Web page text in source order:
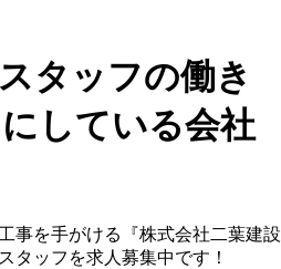
タッフの働き
している会社
事を手がける『株式会社二葉建設
タッフを求人募集中です！